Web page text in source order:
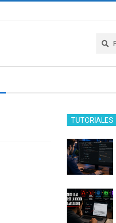
TUTORIALES